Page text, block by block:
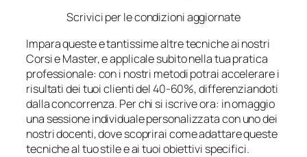
Scrivici per le condizioni aggiornate
Impara queste e tantissime altre tecniche ai nostri
Corsi e Master, e applicale subito nella tua pratica
professionale: con i nostri metodi potrai accelerare i
risultati dei tuoi clienti del 40-60%, differenziandoti
dalla concorrenza. Per chi si iscrive ora: in omaggio
una sessione individuale personalizzata con uno dei
nostri docenti, dove scoprirai come adattare queste
tecniche al tuo stile e ai tuoi obiettivi specifici.